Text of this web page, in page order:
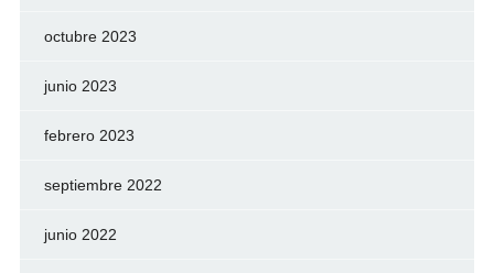
octubre 2023
junio 2023
febrero 2023
septiembre 2022
junio 2022